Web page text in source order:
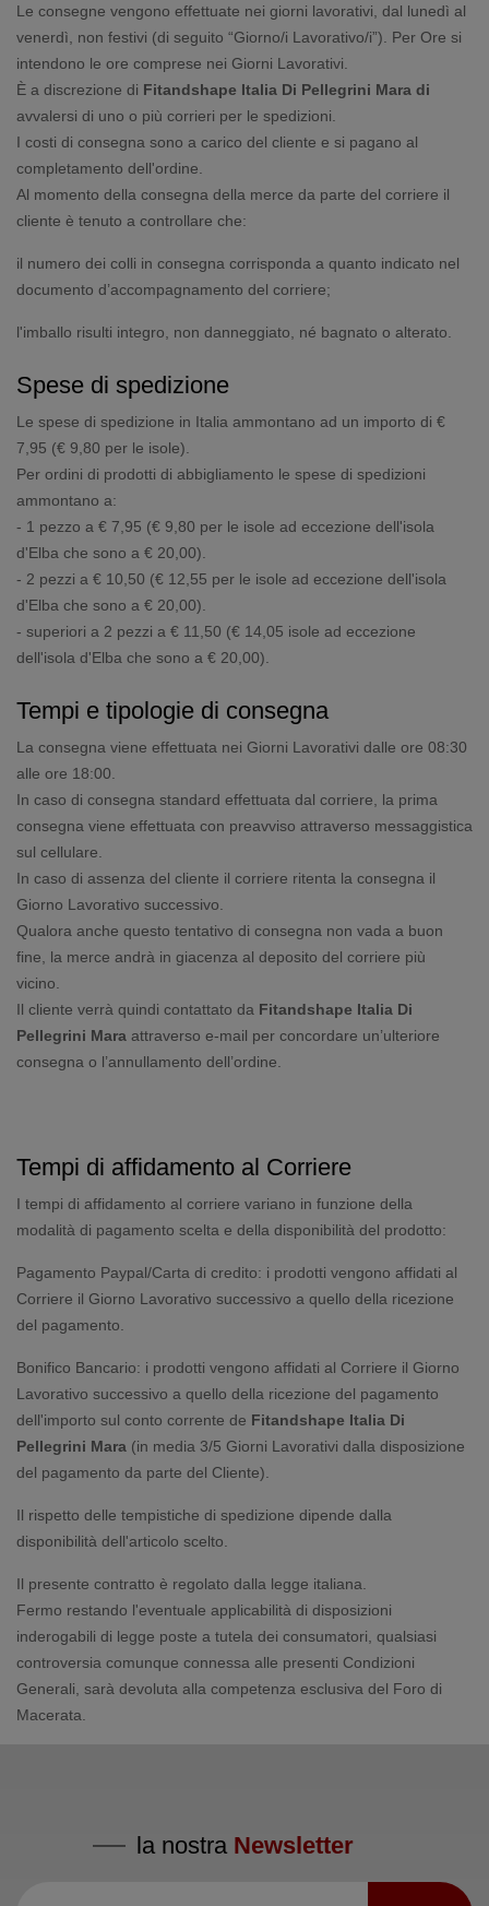
Le consegne vengono effettuate nei giorni lavorativi, dal lunedì al
venerdì, non festivi (di seguito “Giorno/i Lavorativo/i”). Per Ore si
intendono le ore comprese nei Giorni Lavorativi.
È a discrezione di Fitandshape Italia Di Pellegrini Mara di
avvalersi di uno o più corrieri per le spedizioni.
I costi di consegna sono a carico del cliente e si pagano al
completamento dell'ordine.
Al momento della consegna della merce da parte del corriere il
cliente è tenuto a controllare che:
il numero dei colli in consegna corrisponda a quanto indicato nel
documento d’accompagnamento del corriere;
l'imballo risulti integro, non danneggiato, né bagnato o alterato.
Spese di spedizione
Le spese di spedizione in Italia ammontano ad un importo di €
7,95 (€ 9,80 per le isole).
Per ordini di prodotti di abbigliamento le spese di spedizioni
ammontano a:
- 1 pezzo a € 7,95 (€ 9,80 per le isole ad eccezione dell'isola
d'Elba che sono a € 20,00).
- 2 pezzi a € 10,50 (€ 12,55 per le isole ad eccezione dell'isola
d'Elba che sono a € 20,00).
- superiori a 2 pezzi a € 11,50 (€ 14,05 isole ad eccezione
dell'isola d'Elba che sono a € 20,00).
Tempi e tipologie di consegna
La consegna viene effettuata nei Giorni Lavorativi dalle ore 08:30
alle ore 18:00.
In caso di consegna standard effettuata dal corriere, la prima
consegna viene effettuata con preavviso attraverso messaggistica
sul cellulare.
In caso di assenza del cliente il corriere ritenta la consegna il
Giorno Lavorativo successivo.
Qualora anche questo tentativo di consegna non vada a buon
fine, la merce andrà in giacenza al deposito del corriere più
vicino.
Il cliente verrà quindi contattato da Fitandshape Italia Di
Pellegrini Mara attraverso e-mail per concordare un’ulteriore
consegna o l’annullamento dell’ordine.
Tempi di affidamento al Corriere
I tempi di affidamento al corriere variano in funzione della
modalità di pagamento scelta e della disponibilità del prodotto:
Pagamento Paypal/Carta di credito: i prodotti vengono affidati al
Corriere il Giorno Lavorativo successivo a quello della ricezione
del pagamento.
Bonifico Bancario: i prodotti vengono affidati al Corriere il Giorno
Lavorativo successivo a quello della ricezione del pagamento
dell'importo sul conto corrente de Fitandshape Italia Di
Pellegrini Mara (in media 3/5 Giorni Lavorativi dalla disposizione
del pagamento da parte del Cliente).
Il rispetto delle tempistiche di spedizione dipende dalla
disponibilità dell'articolo scelto.
Il presente contratto è regolato dalla legge italiana.
Fermo restando l'eventuale applicabilità di disposizioni
inderogabili di legge poste a tutela dei consumatori, qualsiasi
controversia comunque connessa alle presenti Condizioni
Generali, sarà devoluta alla competenza esclusiva del Foro di
Macerata.
la nostra Newsletter